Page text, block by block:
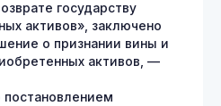
государству
активов», заключено
о признании вины и
активов, —